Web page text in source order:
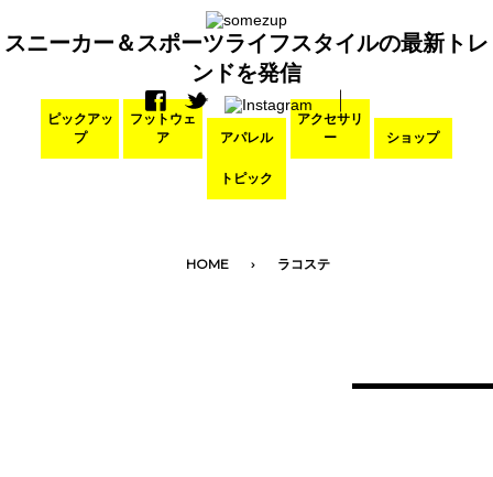
スニーカー＆スポーツライフスタイルの最新トレ
ンドを発信
ピックアッ
プ
フットウェ
ア
アパレル
アクセサリ
ー
ショップ
トピック
HOME ラコステ